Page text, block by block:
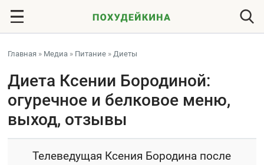
Главная » Медиа » Питание »Диеты
Диета Ксении Бородиной:
огуречное и белковое меню,
выход, отзывы
Телеведущая Ксения Бородина после